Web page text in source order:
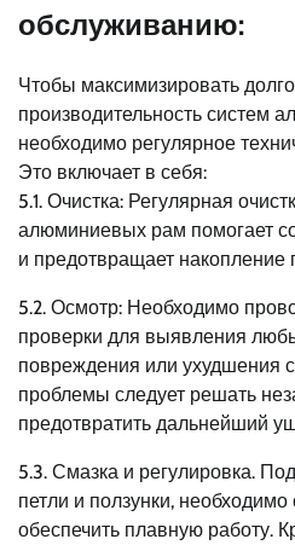
обслуживанию:
Чтобы максимизировать
производительность систем
необходимо регулярное
Это включает в себя:
5.1. Очистка: Регулярная
алюминиевых рам помогает
и предотвращает накопление
5.2. Осмотр: Необходимо
проверки для выявления
повреждения или ухудшения
проблемы следует решать
предотвратить дальнейший
5.3. Смазка и регулировка.
петли и ползунки,
обеспечить плавную работу.